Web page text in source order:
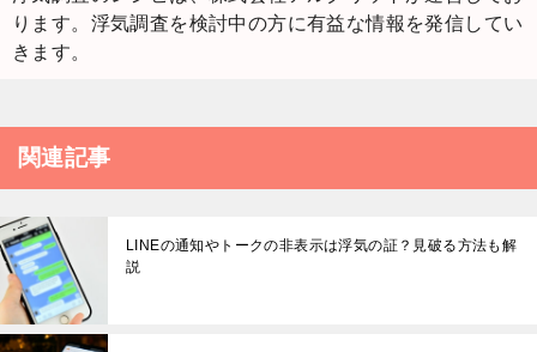
ります。浮気調査を検討中の方に有益な情報を発信してい
きます。
関連記事
LINEの通知やトークの非表示は浮気の証？見破る方法も解
説